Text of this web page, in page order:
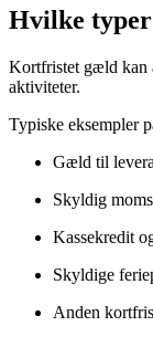
Hvilke
Kortfristet gæld kan
aktiviteter.
Typiske eksempler
Gæld til
Skyldig
Kassekredit
Skyldige
Anden